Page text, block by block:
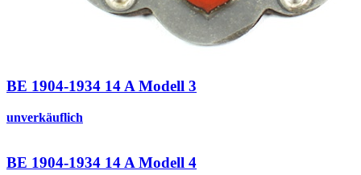
BE 1904-1934 14 A Modell 3
unverkäuflich
BE 1904-1934 14 A Modell 4